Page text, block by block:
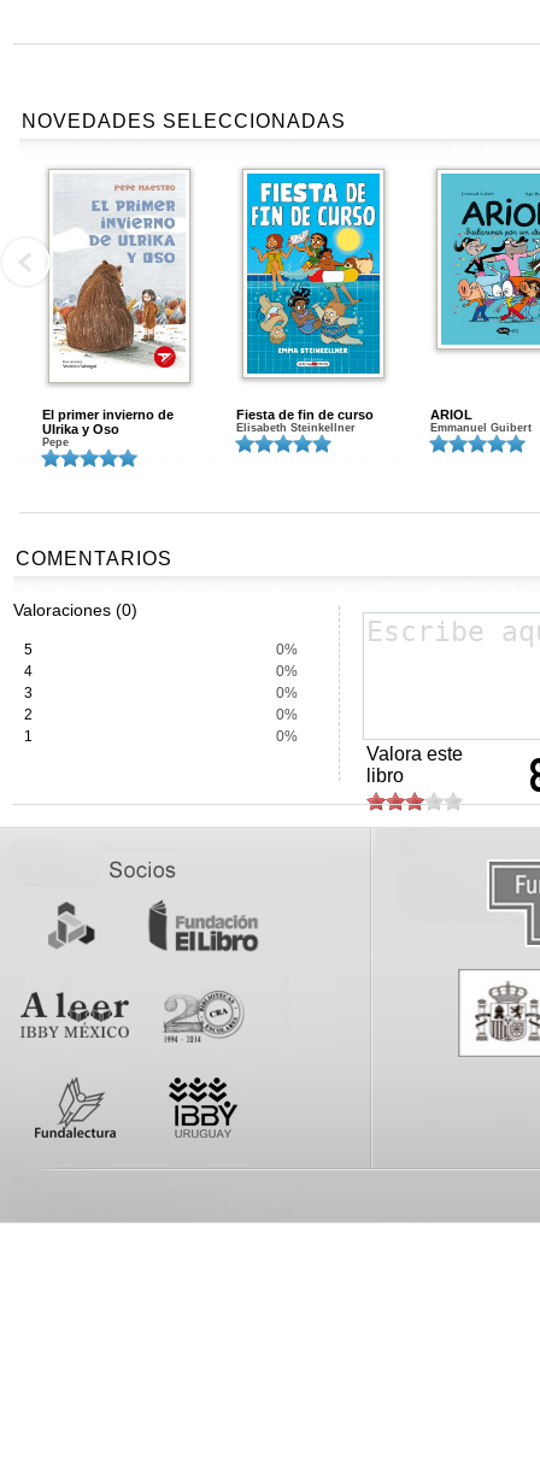
NOVEDADES SELECCIONADAS
El primer invierno de
Ulrika y Oso
Pepe
Fiesta de fin de curso
Elisabeth Steinkellner
ARIOL
Emmanuel Guibert
COMENTARIOS
Valoraciones (0)
5
0%
4
0%
3
0%
2
0%
1
0%
Valora este
libro